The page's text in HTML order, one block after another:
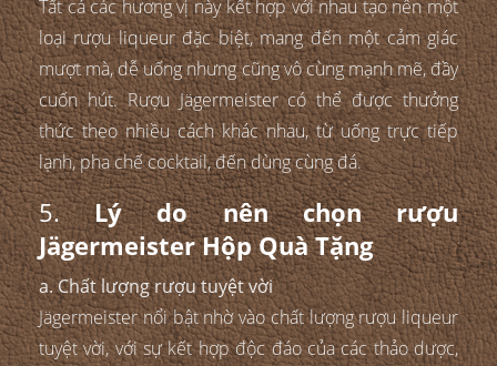
Tất cả các hương vị này kết hợp với nhau tạo nên một
loại rượu liqueur đặc biệt, mang đến một cảm giác
mượt mà, dễ uống nhưng cũng vô cùng mạnh mẽ, đầy
cuốn hút. Rượu Jägermeister có thể được thưởng
thức theo nhiều cách khác nhau, từ uống trực tiếp
lạnh, pha chế cocktail, đến dùng cùng đá.
5.Lý do nên chọn rượu
Jägermeister Hộp Quà Tặng
a. Chất lượng rượu tuyệt vời
Jägermeister nổi bật nhờ vào chất lượng rượu liqueur
tuyệt vời, với sự kết hợp độc đáo của các thảo dược,